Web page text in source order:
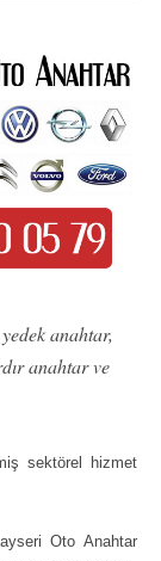
anahtar,
anahtar ve
sektörel hizmet
Oto Anahtar